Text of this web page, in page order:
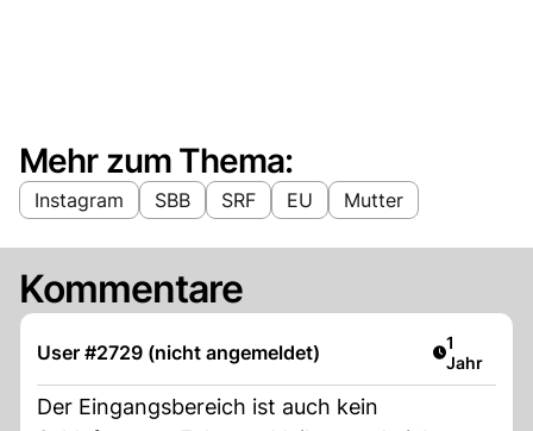
Mehr zum Thema:
Instagram SBB SRF EU Mutter
Kommentare
User #2729 (nicht angemeldet) Artikel
1
Jahr
Der Eingangsbereich ist auch kein